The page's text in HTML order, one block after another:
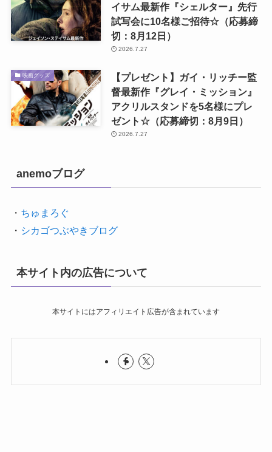
イサム最新作『シェルター』先行
試写会に10名様ご招待☆（応募締
切：8月12日）
2026.7.27
映画グッズ
【プレゼント】ガイ・リッチー監
督最新作『グレイ・ミッション』
アクリルスタンドを5名様にプレ
ゼント☆（応募締切：8月9日）
2026.7.27
anemoブログ
・ ちゅまろぐ
・ シカゴつぶやきブログ
本サイト内の広告について
本サイトにはアフィリエイト広告が含まれています